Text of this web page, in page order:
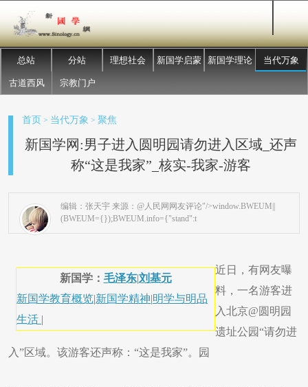
总站 分站 理想社会 新国学启蒙 新国学理论 当代万象
古道西风 宗教门户
首页 > 当代万象 > 聚焦
新国学网:男子进入圆明园请勿进入区域_还声
称“这是我家”_核实-我家-游客
编辑：张天宇 来源：@人民网网友评论"/>window.BWEUM||
(BWEUM={});BWEUM.info={"stand":t
新国学： 毛泽东|刘基元
新国学教育概览|新国学精神|明学与明品
生活 |
近日，有网友曝
料，一名游客进
入北京@圆明园
遗址公园“请勿进
入”区域。该游客还声称：“这是我家”。园